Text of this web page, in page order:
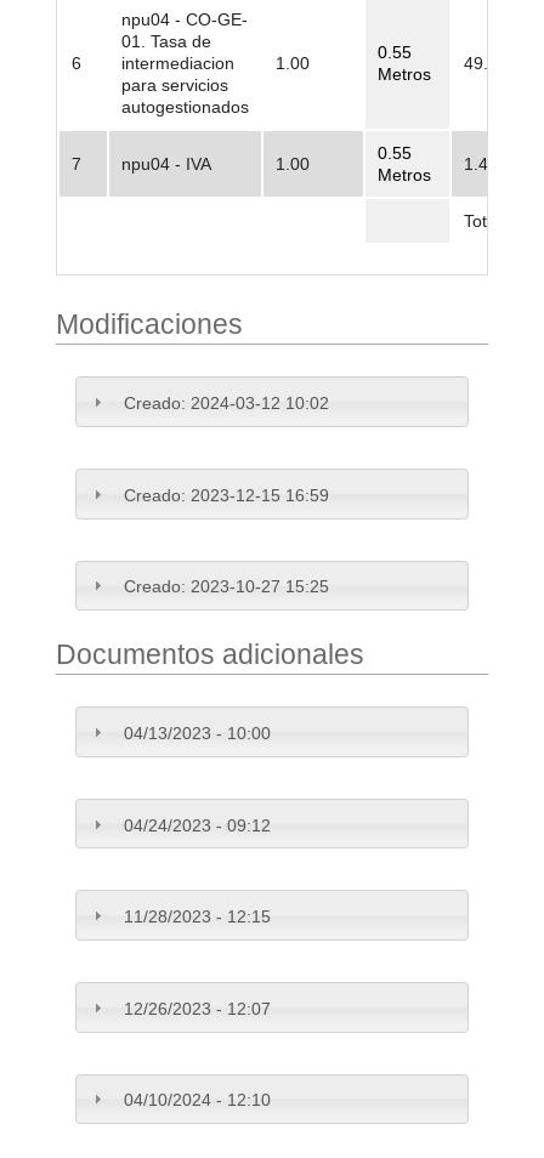
6
npu04 - CO-GE-
01. Tasa de
intermediacion
para servicios
autogestionados
1.00
0.55
Metros
7 npu04 - IVA 1.00
0.55
Metros
Total
Modificaciones
Creado: 2024-03-12 10:02
Creado: 2023-12-15 16:59
Creado: 2023-10-27 15:25
Documentos adicionales
04/13/2023 - 10:00
04/24/2023 - 09:12
11/28/2023 - 12:15
12/26/2023 - 12:07
04/10/2024 - 12:10